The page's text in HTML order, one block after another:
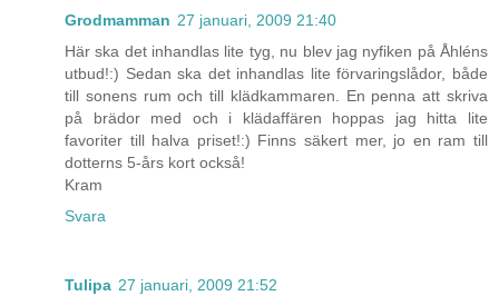
Grodmamman 27 januari, 2009 21:40
Här ska det inhandlas lite tyg, nu blev jag nyfiken på Åhléns
utbud!:) Sedan ska det inhandlas lite förvaringslådor, både
till sonens rum och till klädkammaren. En penna att skriva
på brädor med och i klädaffären hoppas jag hitta lite
favoriter till halva priset!:) Finns säkert mer, jo en ram till
dotterns 5-års kort också!
Kram
Svara
Tulipa 27 januari, 2009 21:52